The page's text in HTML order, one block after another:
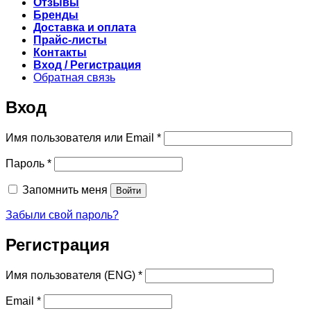
Отзывы
Бренды
Доставка и оплата
Прайс-листы
Контакты
Вход / Регистрация
Обратная связь
Вход
Имя пользователя или Email *Обязательно
Пароль *Обязательно
Запомнить меня Войти
Забыли свой пароль?
Регистрация
Имя пользователя (ENG) *Обязательно
Email *Обязательно